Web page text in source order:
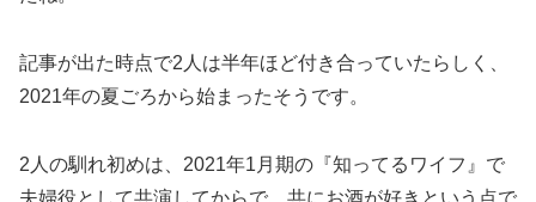
記事が出た時点で2人は半年ほど付き合っていたらしく、
2021年の夏ごろから始まったそうです。
2人の馴れ初めは、2021年1月期の『知ってるワイフ』で
夫婦役として共演してからで、共にお酒が好きという点で